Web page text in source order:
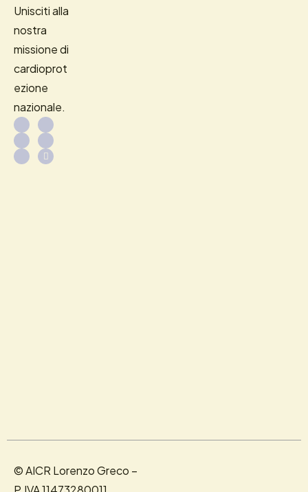
Unisciti alla
nostra
missione di
cardioprot
ezione
nazionale.
© AICR Lorenzo Greco –